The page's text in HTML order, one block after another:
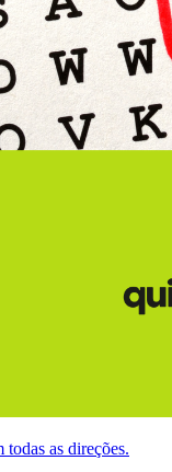
todas as direções.